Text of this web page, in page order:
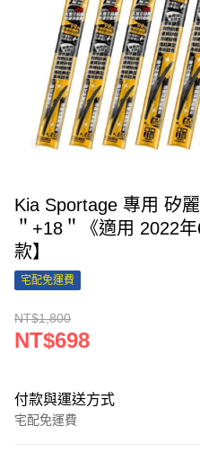
Kia Sportage 專用 矽
＂+18＂《適用 2022
款】
宅配免運費
NT$1,800
NT$698
付款與運送方式
宅配免運費